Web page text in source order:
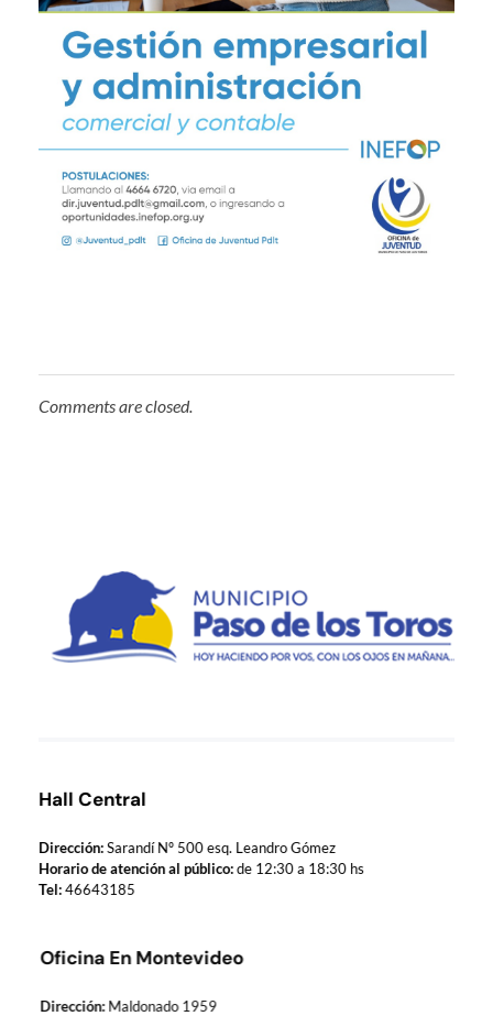
Comments are closed.
Hall Central
Dirección:Sarandí Nº 500 esq. Leandro Gómez
Horario de atención al público:de 12:30 a 18:30 hs
Tel:46643185
Oficina En Montevideo
Dirección:Maldonado 1959